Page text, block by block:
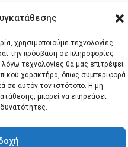
χρησιμοποιούμε τεχνολογίες
την πρόσβαση σε πληροφορίες
τεχνολογίες θα μας επιτρέψει
χαρακτήρα, όπως συμπεριφορά
σε αυτόν τον ιστότοπο. Η μη
μπορεί να επηρεάσει
δυνατότητες.